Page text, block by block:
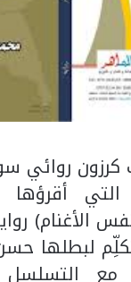
روائي
التي
الأغنام)
لبطلها
مع التسلسل